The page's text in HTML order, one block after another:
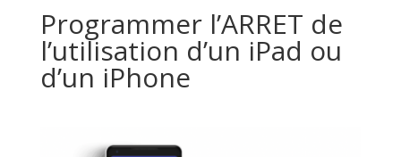
Programmer l’ARRET de
l’utilisation d’un iPad ou
d’un iPhone